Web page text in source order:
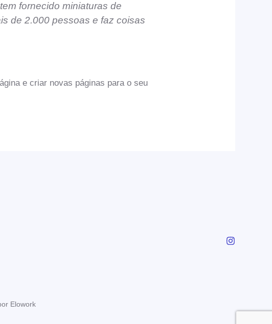
fornecido miniaturas de
de 2.000 pessoas e faz coisas
e criar novas páginas para o seu
Elowork